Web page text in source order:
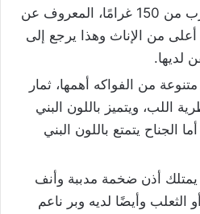
يأتي بوزن عال ما يقارب من 150 غرامًا، المعروف عن
من الإناث وهذا يرجع إلى
لديها.
من الفواكه أهمها، ثمار
اللب، ويتميز باللون البني
الجناح يتمتع باللون البني
يمتلك أذن ضخمة مدببة وأنف
الثعلب وأيضًا لديه وبر ناعم